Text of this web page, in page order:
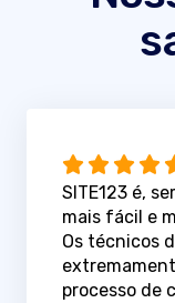
SITE123 é,
mais fácil e
Os técnicos
processo de